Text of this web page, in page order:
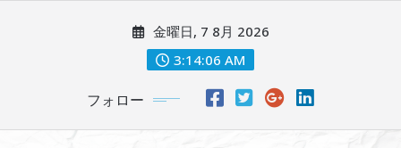
に
金曜日, 7 8月 2026
3:14:07 AM
フォロー